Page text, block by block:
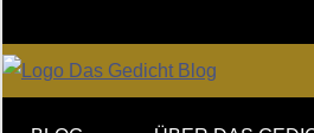
Inhalt
springen